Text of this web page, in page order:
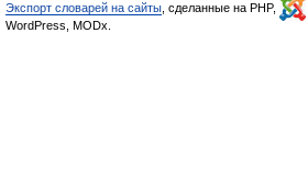
Экспорт словарей на сайты , сделанные на PHP,
WordPress, MODx.